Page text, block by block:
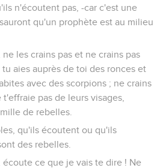
n'écoutent pas, -car c'est une
qu'un prophète est au milieu
les crains pas et ne crains pas
aies auprès de toi des ronces et
avec des scorpions ; ne crains
pas de leurs visages,
de rebelles.
qu'ils écoutent ou qu'ils
des rebelles.
écoute ce que je vais te dire ! Ne